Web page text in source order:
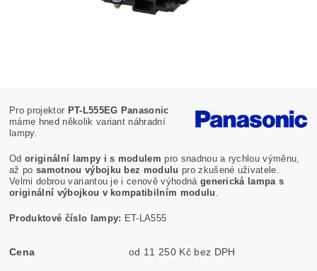
Pro projektor PT-L555EG Panasonic
máme hned několik variant náhradní
lampy.
Odoriginální lampy i s modulem pro snadnou a rychlou výměnu,
až posamotnou výbojku bez modulu pro zkušené uživatele.
Velmi dobrou variantou je i cenově výhodná generická lampa s
originální výbojkou v kompatibilním modulu
Produktové číslo lampy: ET-LA555
Cena od 11 250 Kč bez DPH